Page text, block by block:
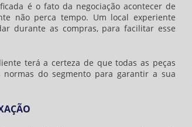
é o fato da negociação acontecer de
não perca tempo. Um local experiente
durante as compras, para facilitar esse
terá a certeza de que todas as peças
do segmento para garantir a sua